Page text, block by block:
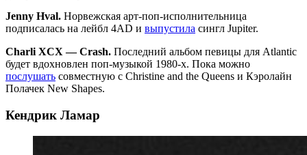
Jenny Hval. Норвежская арт-поп-исполнительница
подписалась на лейбл 4AD и выпустила сингл Jupiter.
Charli XCX — Crash. Последний альбом певицы для Atlantic
будет вдохновлен поп-музыкой 1980-х. Пока можно
послушать совместную с Christine and the Queens и Кэролайн
Полачек New Shapes.
Кендрик Ламар